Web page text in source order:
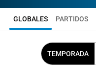
GLOBALES PARTIDOS
TEMPORADA